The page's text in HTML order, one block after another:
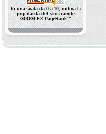
In una scala da 0 a 10, indica la
popolarità del sito tramite
GOOGLE® PageRank™